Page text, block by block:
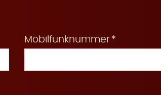
Mobilfunknummer